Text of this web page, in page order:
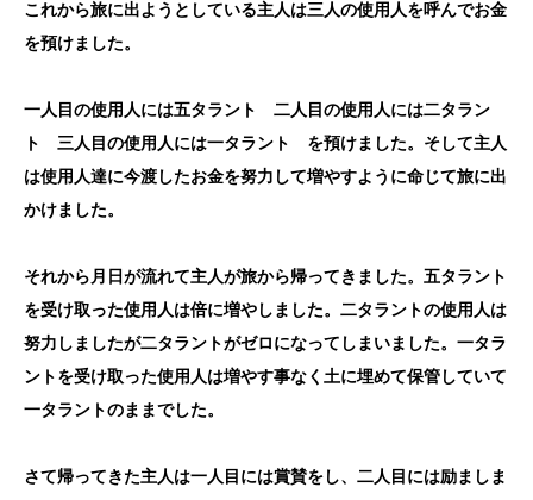
これから旅に出ようとしている主人は三人の使用人を呼んでお金
を預けました。
一人目の使用人には五タラント 二人目の使用人には二タラン
ト 三人目の使用人には一タラント を預けました。そして主人
は使用人達に今渡したお金を努力して増やすように命じて旅に出
かけました。
それから月日が流れて主人が旅から帰ってきました。五タラント
を受け取った使用人は倍に増やしました。二タラントの使用人は
努力しましたが二タラントがゼロになってしまいました。一タラ
ントを受け取った使用人は増やす事なく土に埋めて保管していて
一タラントのままでした。
さて帰ってきた主人は一人目には賞賛をし、二人目には励ましま